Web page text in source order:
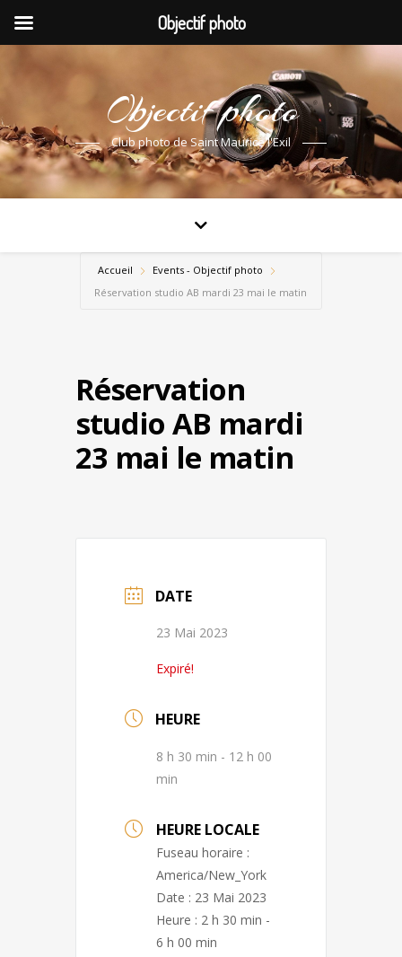
Objectif photo
Club photo de Saint Maurice l'Exil
Accueil
Events - Objectif photo
Réservation studio AB mardi 23 mai le matin
Réservation
studio AB mardi
23 mai le matin
DATE
23 Mai 2023
Expiré!
HEURE
8 h 30 min - 12 h 00
min
HEURE LOCALE
Fuseau horaire :
America/New_York
Date : 23 Mai 2023
Heure : 2 h 30 min -
6 h 00 min
Objectif photo